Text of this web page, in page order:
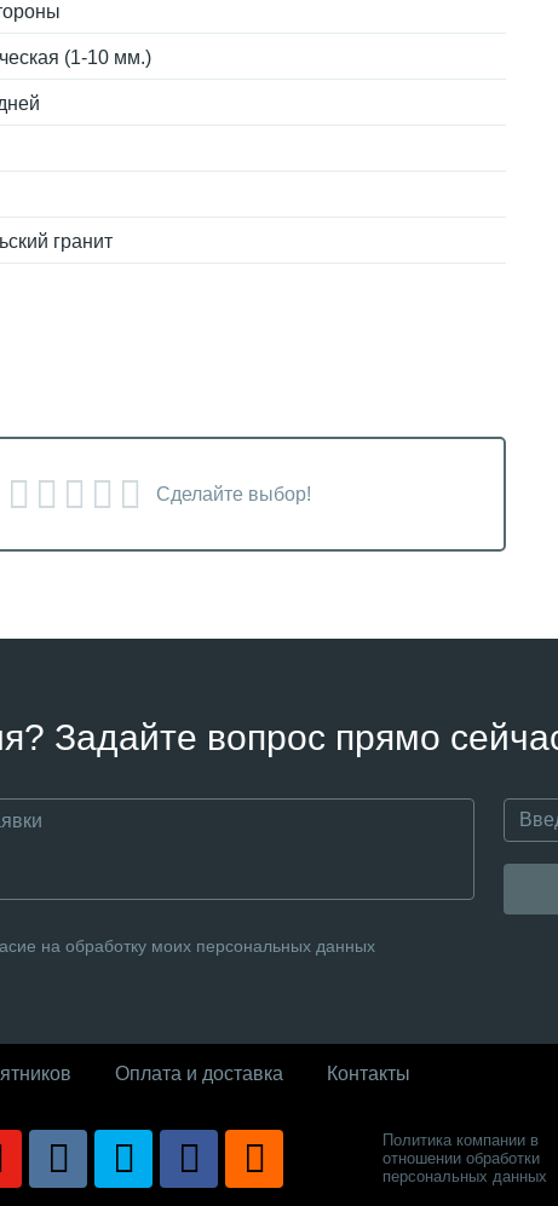
(1-10 мм.)
гранит
Сделайте выбор!
Задайте вопрос прямо
на обработку моих персональных данных
Оплата и доставка Контакты
Политика компании в
отношении обработки
персональных данных